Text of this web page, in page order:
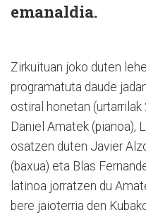
emanaldia.
Zirkuituan joko duten
programatuta daude
ostiral honetan
Daniel Amatek (pianoa),
osatzen duten Javier
(baxua) eta Blas
latinoa jorratzen du
bere jaioterria den